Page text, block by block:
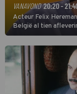
VANAVOND 20:20 -
Acteur Felix
België al tien
deze seizoensfinale.
Soundos El Ahmadi